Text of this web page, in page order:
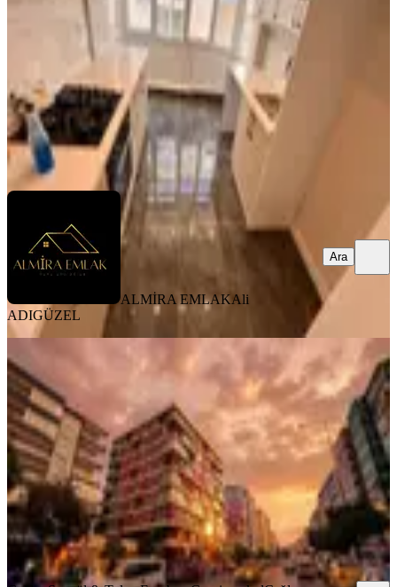
· 4. Kat 07.08.2026
4.950.000 ₺
ALMİRA EMLAKAli ADIGÜZEL
Ara
ALMİRA EMLAKAli
ADIGÜZEL
Ara
Hatay İnönü Caddesi Üzerinde Satılık
3+1 Lüks Daire
Konak, Murat Reis Mahallesi
3+1 ·125 m²· 1. Kat ·03.08.2026
17.490.000 ₺
Çağlar Şengül & Tolga Erçoban Gayrimenkul Çağlar Şengül
Ara